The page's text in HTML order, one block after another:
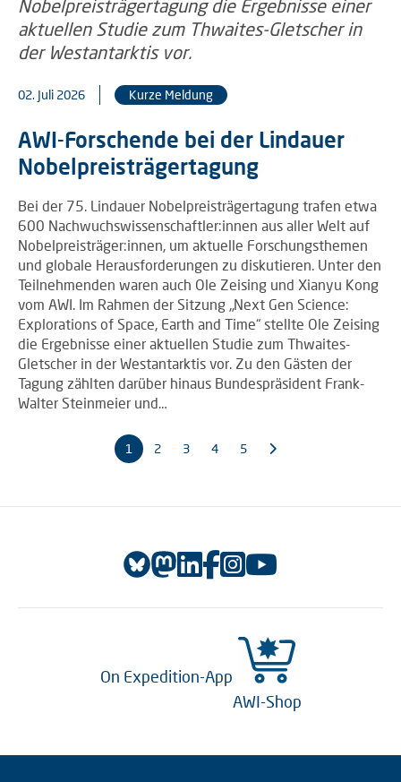
02. Juli 2026 Kurze Meldung
AWI-Forschende bei der Lindauer
Nobelpreisträgertagung
Bei der 75. Lindauer Nobelpreisträgertagung trafen etwa
600 Nachwuchswissenschaftler:innen aus aller Welt auf
Nobelpreisträger:innen, um aktuelle Forschungsthemen
und globale Herausforderungen zu diskutieren. Unter den
Teilnehmenden waren auch Ole Zeising und Xianyu Kong
vom AWI. Im Rahmen der Sitzung „Next Gen Science:
Explorations of Space, Earth and Time“ stellte Ole Zeising
die Ergebnisse einer aktuellen Studie zum Thwaites-
Gletscher in der Westantarktis vor. Zu den Gästen der
Tagung zählten darüber hinaus Bundespräsident Frank-
Walter Steinmeier und…
1 2 3 4 5
On Expedition-App
AWI-Shop